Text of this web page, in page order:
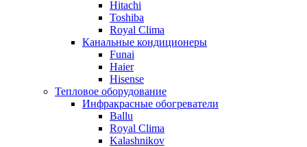
Hitachi
Toshiba
Royal Clima
Канальные кондиционеры
Funai
Haier
Hisense
Тепловое оборудование
Инфракрасные обогреватели
Ballu
Royal Clima
Kalashnikov